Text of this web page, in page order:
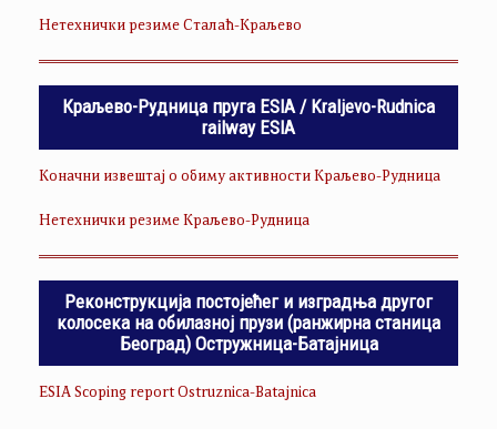
Нетехнички резиме Сталаћ-Краљево
Краљево-Рудница пруга ESIA / Kraljevo-Rudnica
railway ESIA
Коначни извештај о обиму активности Краљево-Рудница
Нетехнички резиме Краљево-Рудница
Реконструкција постојећег и изградња другог
колосека на обилазној прузи (ранжирна станица
Београд) Остружница-Батајница
ESIA Scoping report Ostruznica-Batajnica